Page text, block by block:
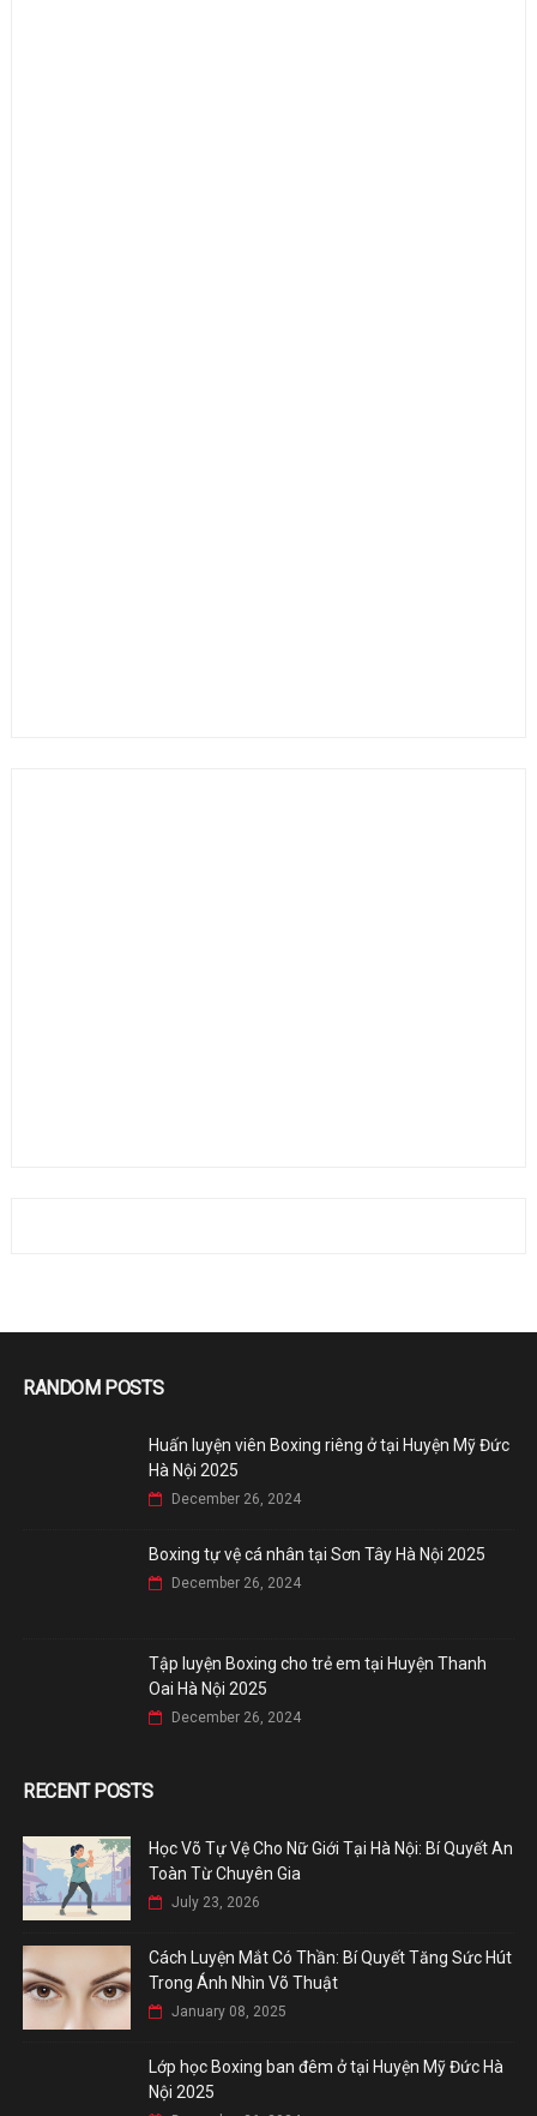
RANDOM POSTS
Huấn luyện viên Boxing riêng ở tại Huyện Mỹ Đức
Hà Nội 2025
December 26, 2024
Boxing tự vệ cá nhân tại Sơn Tây Hà Nội 2025
December 26, 2024
Tập luyện Boxing cho trẻ em tại Huyện Thanh
Oai Hà Nội 2025
December 26, 2024
RECENT POSTS
Học Võ Tự Vệ Cho Nữ Giới Tại Hà Nội: Bí Quyết An
Toàn Từ Chuyên Gia
July 23, 2026
Cách Luyện Mắt Có Thần: Bí Quyết Tăng Sức Hút
Trong Ánh Nhìn Võ Thuật
January 08, 2025
Lớp học Boxing ban đêm ở tại Huyện Mỹ Đức Hà
Nội 2025